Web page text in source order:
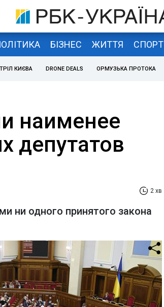
БІЗНЕС ЖИТТЯ СПОРТ
КИЄВА DRONE DEALS ОРМУЗЬКА ПРОТОКА
наименее
депутатов
2 хв
ни одного принятого закона